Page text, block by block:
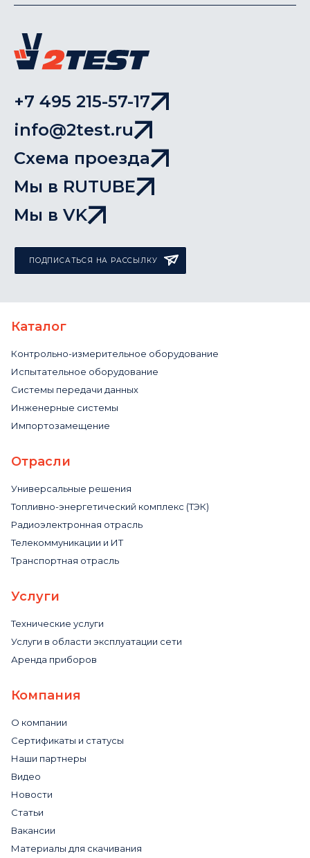
+7 495 215-57-17
info@2test.ru
Схема проезда
Мы в RUTUBE
Мы в VK
ПОДПИСАТЬСЯ НА РАССЫЛКУ
Каталог
Контрольно-измерительное оборудование
Испытательное оборудование
Системы передачи данных
Инженерные системы
Импортозамещение
Отрасли
Универсальные решения
Топливно-энергетический комплекс (ТЭК)
Радиоэлектронная отрасль
Телекоммуникации и ИТ
Транспортная отрасль
Услуги
Технические услуги
Услуги в области эксплуатации сети
Аренда приборов
Компания
О компании
Сертификаты и статусы
Наши партнеры
Видео
Новости
Статьи
Вакансии
Материалы для скачивания